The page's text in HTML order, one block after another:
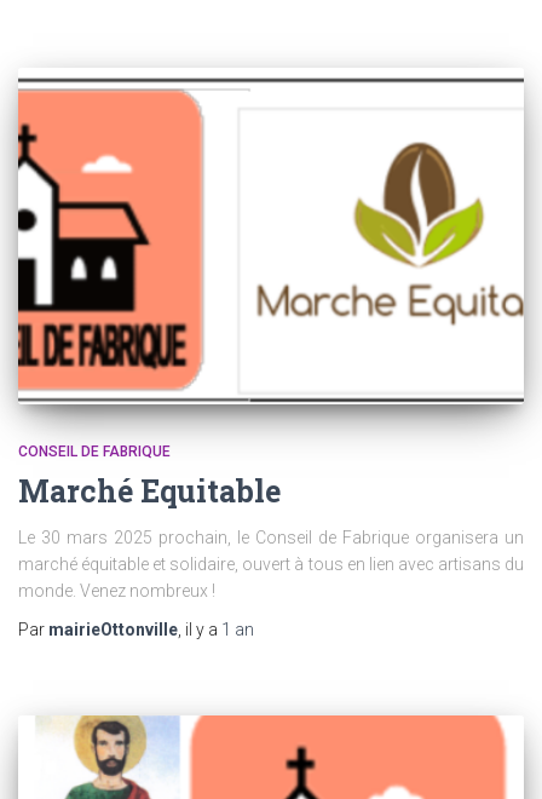
CONSEIL DE FABRIQUE
Marché Equitable
Le 30 mars 2025 prochain, le Conseil de Fabrique organisera un
marché équitable et solidaire, ouvert à tous en lien avec artisans du
monde. Venez nombreux !
Par mairieOttonville, il y a 1 an